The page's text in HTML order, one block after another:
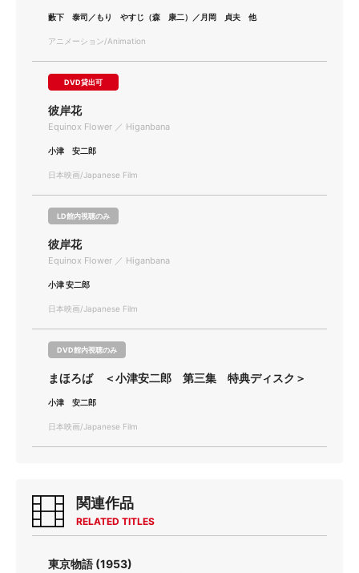
藪下 泰司／もり やすじ（森 康二）／月岡 貞夫 他
アニメーション/Animation
DVD貸出可
彼岸花
Equinox Flower ／ Higanbana
小津 安二郎
日本映画/Japanese Film
LD館内視聴のみ
彼岸花
Equinox Flower ／ Higanbana
小津 安二郎
日本映画/Japanese Film
DVD館内視聴のみ
まほろば ＜小津安二郎 第三集 特典ディスク＞
小津 安二郎
日本映画/Japanese Film
関連作品
RELATED TITLES
東京物語 (1953)